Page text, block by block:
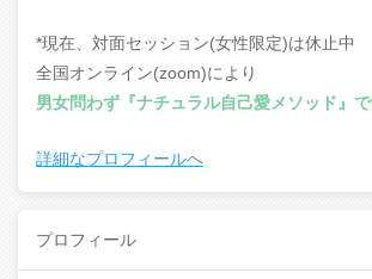
*現在、対面セッション(女性限定)は休止中
全国オンライン(zoom)により
男女問わず『ナチュラル自己愛メソッド』
詳細なプロフィールへ
プロフィール